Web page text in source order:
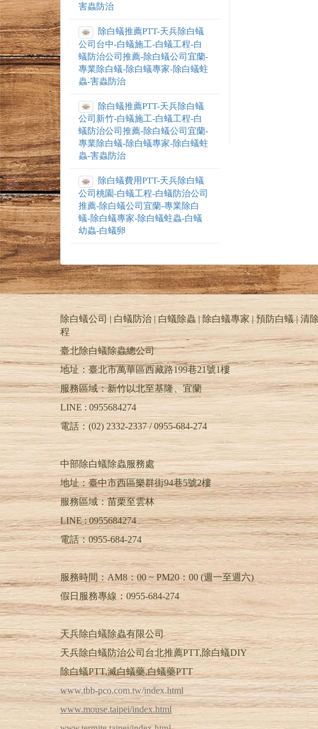
害蟲防治
除白蟻推薦PTT-天兵除白蟻
公司台中-白蟻施工-白蟻工程-白
蟻防治公司推薦-除白蟻公司宜蘭-
專業除白蟻-除白蟻專家-除白蟻蛀
蟲-害蟲防治
除白蟻推薦PTT-天兵除白蟻
公司新竹-白蟻施工-白蟻工程-白
蟻防治公司推薦-除白蟻公司宜蘭-
專業除白蟻-除白蟻專家-除白蟻蛀
蟲-害蟲防治
除白蟻費用PTT-天兵除白蟻
公司桃園-白蟻工程-白蟻防治公司
推薦-除白蟻公司宜蘭-專業除白
蟻-除白蟻專家-除白蟻蛀蟲-白蟻
幼蟲-白蟻卵
除白蟻公司 | 白蟻防治 | 白蟻除蟲 | 除白蟻專家 | 預防白蟻 | 清
程
臺北除白蟻除蟲總公司
地址：臺北市萬華區西藏路199巷21號1樓
服務區域：新竹以北至基隆、宜蘭
LINE : 0955684274
電話：(02) 2332-2337 / 0955-684-274
中部除白蟻除蟲服務處
地址：臺中市西區樂群街94巷5號2樓
服務區域：苗栗至雲林
LINE :0955684274
電話：0955-684-274
服務時間：AM8：00 ~ PM20：00 (週一至週六)
假日服務專線：0955-684-274
天兵除白蟻除蟲有限公司
天兵除白蟻防治公司台北推薦PTT,除白蟻DIY
除白蟻PTT,滅白蟻藥,白蟻藥PTT
www.tbb-pco.com.tw/index.html
www.mouse.taipei/index.html